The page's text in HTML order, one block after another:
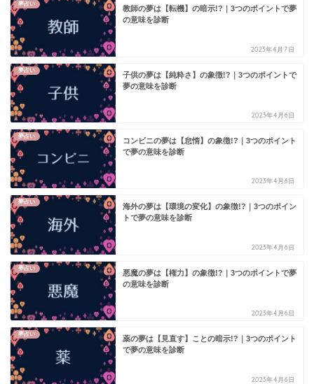
夢占い
教師の夢は【転機】の暗示!?｜3つのポイントで夢
の意味を診断
2023年4月7日
夢占い
子供の夢は【純粋さ】の象徴!?｜3つのポイントで
夢の意味を診断
2023年4月6日
夢占い
コンビニの夢は【怠惰】の象徴!?｜3つのポイント
で夢の意味を診断
2023年4月6日
夢占い
海外の夢は【環境の変化】の象徴!?｜3つのポイン
トで夢の意味を診断
2023年4月6日
夢占い
悪魔の夢は【権力】の象徴!?｜3つのポイントで夢
の意味を診断
2023年4月6日
夢占い
薬の夢は【見直す】ことの暗示!?｜3つのポイント
で夢の意味を診断
2023年4月6日